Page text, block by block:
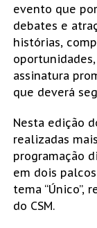
evento que
debates e
histórias,
assinatura
que deverá
Nesta edição
realizadas
programação
em dois
tema “Único”,
do CSM.